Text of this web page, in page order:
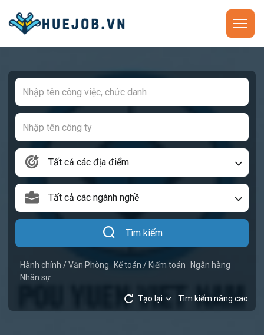
Tất cả các địa điểm
Tất cả các ngành nghề
Tìm kiếm
Hành chính / Văn Phòng Kế toán / Kiểm toán
Ngân hàng
Nhân sự
Tạo lại Tìm kiếm nâng cao